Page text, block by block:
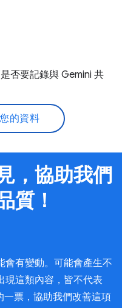
否要記錄與 Gemini 共
的資料
，協助我們
質！
會有變動。可能會產生不
現這類內容，皆不代表
票，協助我們改善這項